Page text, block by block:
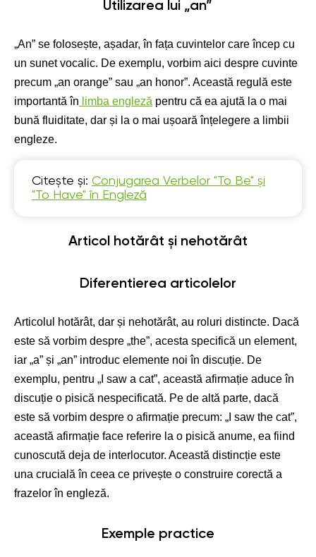
Utilizarea lui „an”
„An” se folosește, așadar, în fața cuvintelor care încep cu
un sunet vocalic. De exemplu, vorbim aici despre cuvinte
precum „an orange” sau „an honor”. Această regulă este
importantă în limba engleză pentru că ea ajută la o mai
bună fluiditate, dar și la o mai ușoară înțelegere a limbii
engleze.
Citește și: Conjugarea Verbelor "To Be" și
"To Have" în Engleză
Articol hotărât și nehotărât
Diferentierea articolelor
Articolul hotărât, dar și nehotărât, au roluri distincte. Dacă
este să vorbim despre „the”, acesta specifică un element,
iar „a” și „an” introduc elemente noi în discuție. De
exemplu, pentru „I saw a cat”, această afirmație aduce în
discuție o pisică nespecificată. Pe de altă parte, dacă
este să vorbim despre o afirmație precum: „I saw the cat”,
această afirmație face referire la o pisică anume, ea fiind
cunoscută deja de interlocutor. Această distincție este
una crucială în ceea ce privește o construire corectă a
frazelor în engleză.
Exemple practice